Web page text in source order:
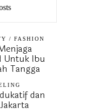
/ FASHION
Untuk Ibu
Tangga
dan